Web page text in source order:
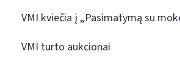
VMI kviečia į „Pasimatymą su
VMI turto aukcionai